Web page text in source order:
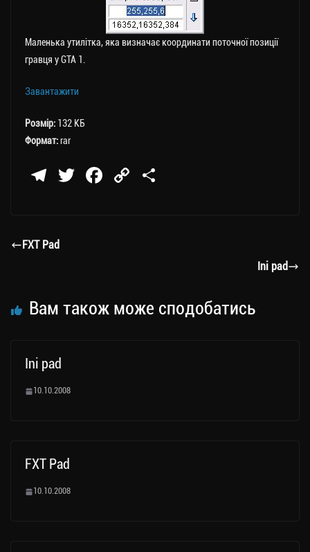
Маленька утилітка, яка визначає координати поточної позиції
гравця у GTA 1.
Завантажити
Розмір: 132 КБ
Формат:rar
Te
a
T
Fa
C
FXT Pad
Ini pad
Вам також може сподобатись
Ini pad
10.10.2008
FXT Pad
10.10.2008